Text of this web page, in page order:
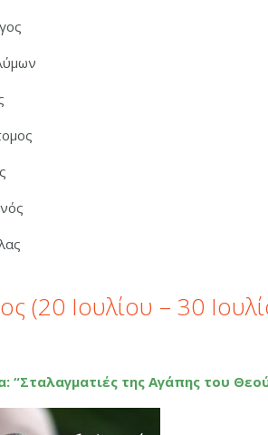
(20 Ιουλίου – 30
“Σταλαγματιές της Αγάπης του